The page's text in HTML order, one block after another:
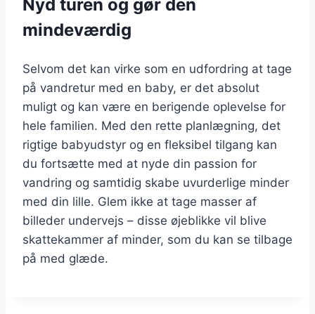
Nyd turen og gør den
mindeværdig
Selvom det kan virke som en udfordring at tage
på vandretur med en baby, er det absolut
muligt og kan være en berigende oplevelse for
hele familien. Med den rette planlægning, det
rigtige babyudstyr og en fleksibel tilgang kan
du fortsætte med at nyde din passion for
vandring og samtidig skabe uvurderlige minder
med din lille. Glem ikke at tage masser af
billeder undervejs – disse øjeblikke vil blive
skattekammer af minder, som du kan se tilbage
på med glæde.